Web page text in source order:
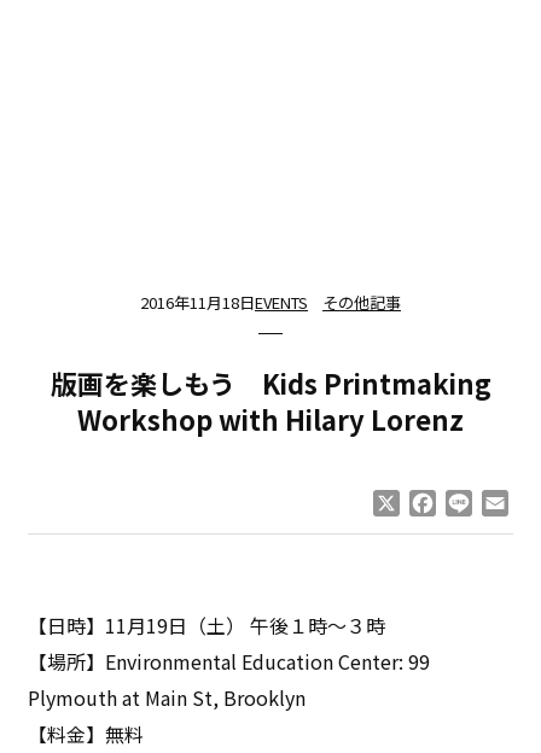
2016年11月18日EVENTS その他記事
版画を楽しもう Kids Printmaking
Workshop with Hilary Lorenz
Facebook
Line
【日時】11月19日（土） 午後１時～３時
【場所】Environmental Education Center: 99
Plymouth at Main St, Brooklyn
【料金】無料